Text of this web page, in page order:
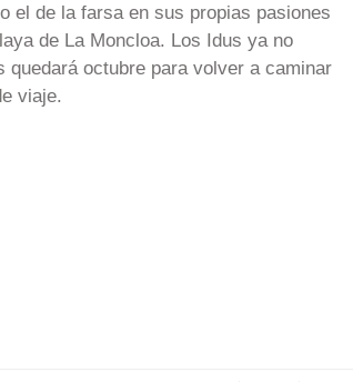
el de la farsa en sus propias pasiones
de La Moncloa. Los Idus ya no
octubre para volver a caminar
viaje.